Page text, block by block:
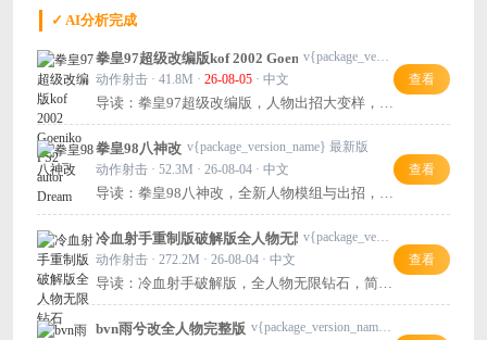
✓ AI分析完成
拳皇97超级改编版kof 2002 Goeniko PS2 _ autor Dream
动作射击 · 41.8M · 26-08-05· 中文
导读：拳皇97超级改编版，人物出招大变样，格
斗更带感，推荐试试！
查看
拳皇98八神改 v{package_version_name} 最新版
动作射击 · 52.3M · 26-08-04 · 中文
导读：拳皇98八神改，全新人物模组与出招，体
验不一样的格斗！
查看
冷血射手重制版破解版全人物无限钻石
动作射击 · 272.2M · 26-08-04 · 中文
导读：冷血射手破解版，全人物无限钻石，简单
易上手，射就完事了！
查看
bvn雨兮改全人物完整版
v{package_version_name} 安卓版